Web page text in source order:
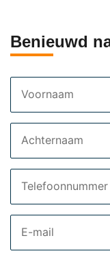
Benieuwd